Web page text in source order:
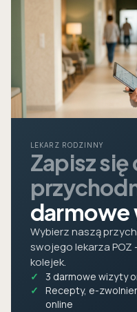
LEKARZ RODZINNY
Zapisz się
darmowe
Wybierz naszą
swojego lekarza POZ
kolejek.
3 darmowe wizyty
Recepty, e-
online